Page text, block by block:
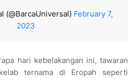
(@BarcaUniversal) February 7,
2023
hari kebelakangan ini, tawaran
ternama di Eropah seperti